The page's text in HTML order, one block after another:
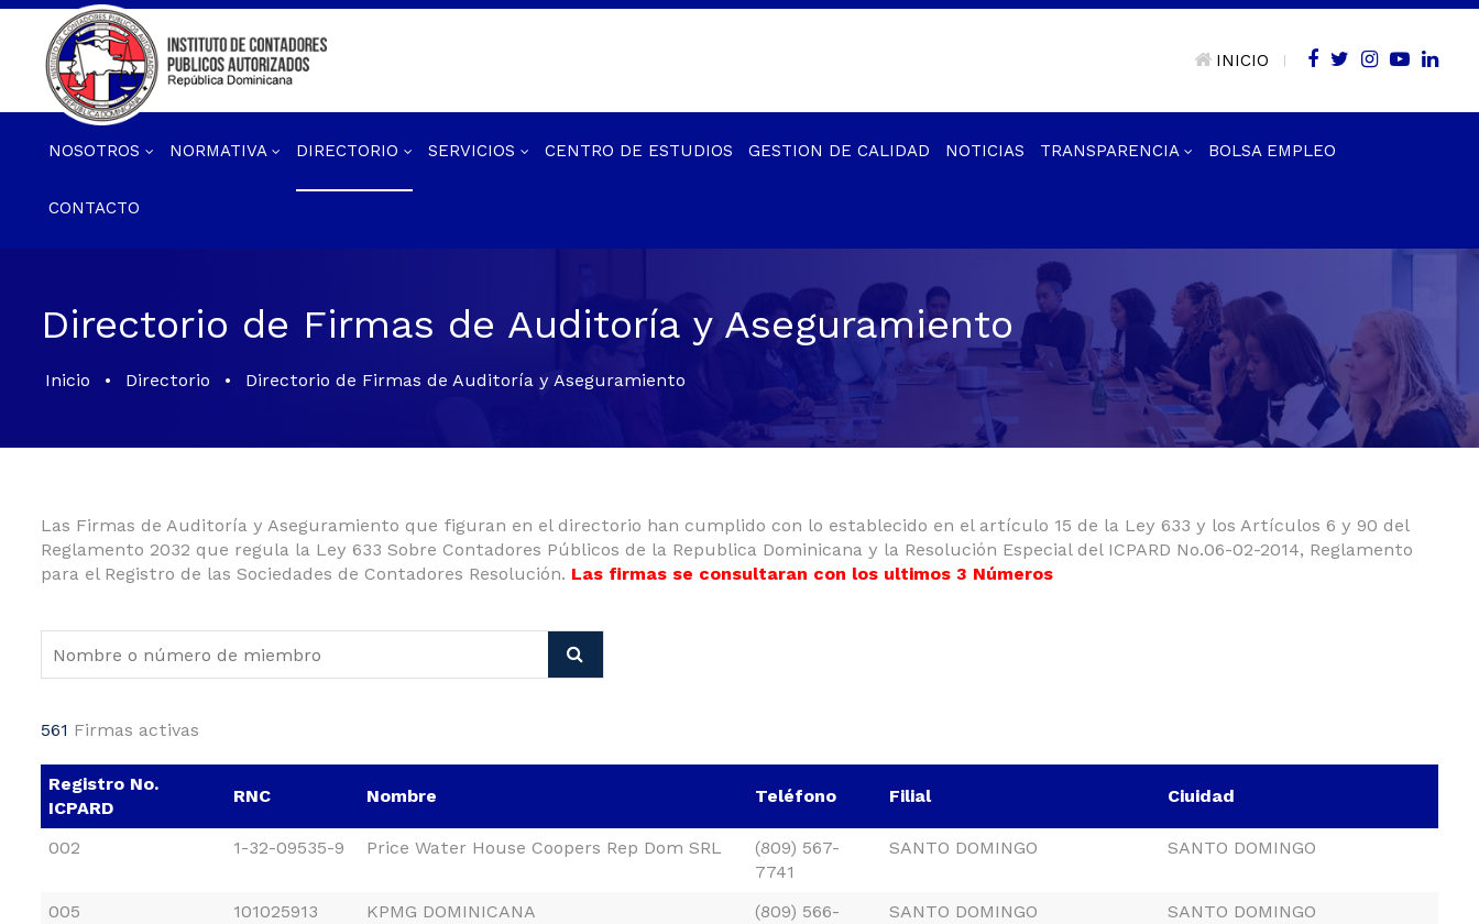
INICIO
NOSOTROS NORMATIVA DIRECTORIO SERVICIOS CENTRO DE ESTUDIOS GESTION DE CALIDAD NOTICIAS TRANSPARENCIA BOLSA EMPLEO
CONTACTO
Directorio de Firmas de Auditoría y Aseguramiento
Inicio • Directorio • Directorio de Firmas de Auditoría y Aseguramiento
Las Firmas de Auditoría y Aseguramiento que figuran en el directorio han cumplido con lo establecido en el artículo 15 de la Ley 633 y los Artículos 6 y 90 del
Reglamento 2032 que regula la Ley 633 Sobre Contadores Públicos de la Republica Dominicana y la Resolución Especial del ICPARD No.06-02-2014, Reglamento
para el Registro de las Sociedades de Contadores Resolución. Las firmas se consultaran con los ultimos 3 Números
561 Firmas activas
Registro No.
ICPARD
RNC Nombre Teléfono Filial Ciuidad
002 1-32-09535-9 Price Water House Coopers Rep Dom SRL
(809) 567-
7741
SANTO DOMINGO SANTO DOMINGO
005 101025913 KPMG DOMINICANA
(809) 566-
SANTO DOMINGO SANTO DOMINGO